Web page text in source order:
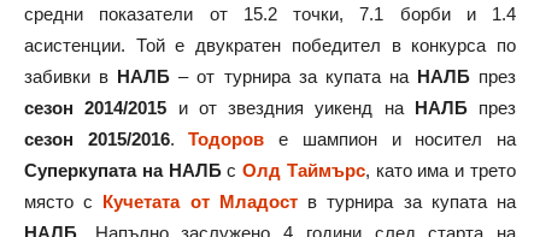
средни показатели от 15.2 точки, 7.1 борби и 1.4
асистенции. Той е двукратен победител в конкурса по
забивки в НАЛБ – от турнира за купата на НАЛБпрез
сезон 2014/2015 и от звездния уикенд на НАЛБпрез
сезон 2015/2016.Тодоров е шампион и носител на
Суперкупата на НАЛБсОлд Таймърс, като има и трето
място с Кучетата от Младоств турнира за купата на